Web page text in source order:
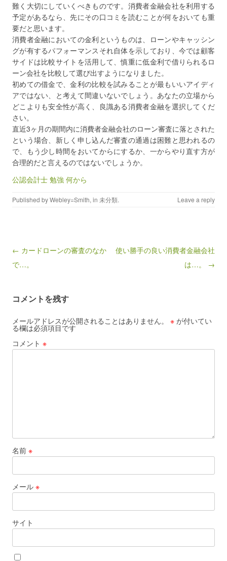
難く大切にしていくべきものです。消費者金融会社を利用する
予定があるなら、先にその口コミを読むことが何をおいても重
要だと思います。
消費者金融においての金利というものは、ローンやキャッシン
グが有するパフォーマンスそれ自体を示しており、今では顧客
サイドは比較サイトを活用して、慎重に低金利で借りられるロ
ーン会社を比較して選び出すようになりました。
初めての借金で、金利の比較を試みることが最もいいアイディ
アではない、と考えて間違いないでしょう。あなたの立場から
どこよりも安全性が高く、良識ある消費者金融を選択してくだ
さい。
直近3ヶ月の期間内に消費者金融会社のローン審査に落とされた
という場合、新しく申し込んだ審査の通過は困難と思われるの
で、もう少し時間をおいてからにするか、一からやり直す方が
合理的だと言えるのではないでしょうか。
公認会計士 勉強 何から
Published byWebley=Smith, in 未分類. Leave a reply
Post navigation
← カードローンの審査のなか
で…。
使い勝手の良い消費者金融会社
は…。 →
コメントを残す
メールアドレスが公開されることはありません。 ※ が付いてい
る欄は必須項目です
コメント ※
名前 ※
メール ※
サイト